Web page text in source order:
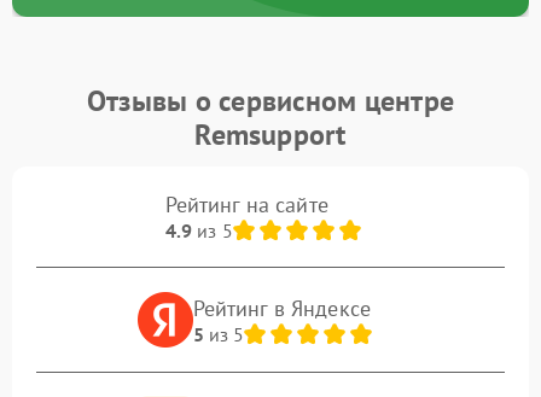
Отзывы о сервисном центре
Remsupport
Рейтинг на сайте
4.9из 5
Рейтинг в Яндексе
5 из 5